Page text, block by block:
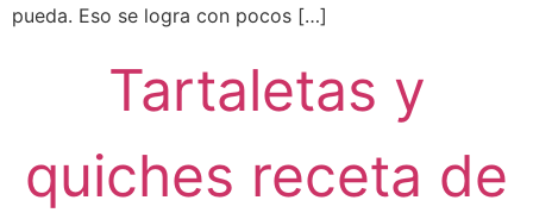
pueda. Eso se logra con pocos […]
Tartaletas y
quiches receta de